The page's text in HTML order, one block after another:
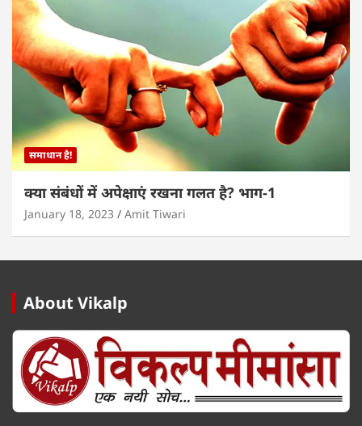
समाधान है!
क्या संबंधों में अपेक्षाएं रखना गलत है? भाग-1
January 18, 2023 Amit Tiwari
About Vikalp